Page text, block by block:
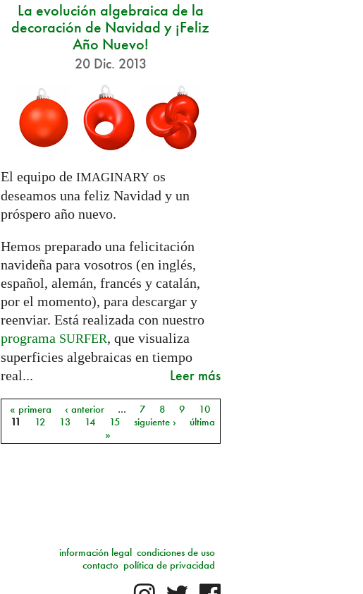
La evolución algebraica de la
decoración de Navidad y ¡Feliz
Año Nuevo!
20 Dic. 2013
El equipo de IMAGINARYos
deseamos una feliz Navidad y un
próspero año nuevo.
Hemos preparado una felicitación
navideña para vosotros (en inglés,
español, alemán, francés y catalán,
por el momento), para descargar y
reenviar. Está realizada con nuestro
programa SURFER, que visualiza
superficies algebraicas en tiempo
real...
Leer más
Páginas
« primera ‹ anterior … 7 8 9
10
11
12 13 14 15 siguiente ›
última
»
condiciones de uso
información legal
política de privacidad
contacto